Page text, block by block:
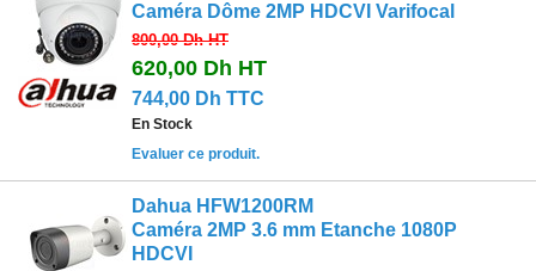
Caméra Dôme 2MP HDCVI Varifocal
800,00 DhHT
620,00 Dh HT
744,00 Dh TTC
En Stock
Evaluer ce produit.
Dahua HFW1200RM
Caméra 2MP 3.6 mm Etanche 1080P
HDCVI